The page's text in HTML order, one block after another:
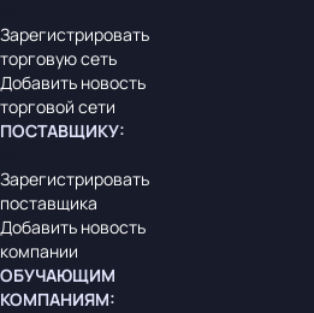
Зарегистрировать
торговую сеть
Добавить новость
торговой сети
ПОСТАВЩИКУ:
Зарегистрировать
поставщика
Добавить новость
компании
ОБУЧАЮЩИМ
КОМПАНИЯМ: